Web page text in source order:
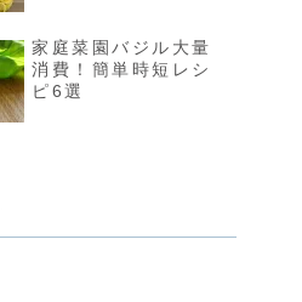
家庭菜園バジル大量
消費！簡単時短レシ
ピ6選